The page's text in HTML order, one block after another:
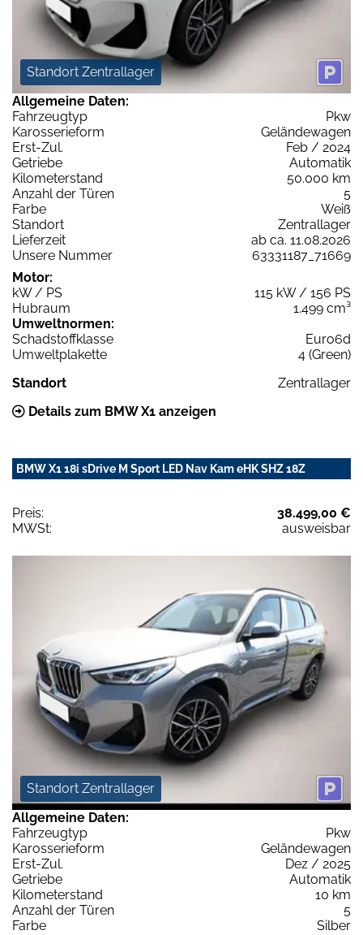
Standort Zentrallager
Allgemeine Daten:
Fahrzeugtyp
Pkw
Karosserieform
Geländewagen
Erst-Zul.
Feb / 2024
Getriebe
Automatik
Kilometerstand
50.000 km
Anzahl der Türen
5
Farbe
Weiß
Standort
Zentrallager
Lieferzeit
ab ca. 11.08.2026
Unsere Nummer
63331187_71669
Motor:
kW / PS
115 kW / 156 PS
Hubraum
1.499 cm³
Umweltnormen:
Schadstoffklasse
Euro6d
Umweltplakette
4 (Green)
Standort
Zentrallager
Details zum BMW X1 anzeigen
BMW X1 18i sDrive M Sport LED Nav Kam eHK SHZ 18Z
Preis:
38.499,00 €
MWSt:
ausweisbar
Standort Zentrallager
Allgemeine Daten:
Fahrzeugtyp
Pkw
Karosserieform
Geländewagen
Erst-Zul.
Dez / 2025
Getriebe
Automatik
Kilometerstand
10 km
Anzahl der Türen
5
Farbe
Silber